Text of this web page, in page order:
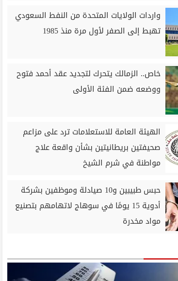
واردات الولايات المتحدة من النفط السعودي
تهبط إلى الصفر لأول مرة منذ 1985
خاص.. الزمالك يتحرك لتجديد عقد أحمد فتوح
ووضعه ضمن الفئة الأولى
الهيئة العامة للاستعلامات ترد على مزاعم
صحيفتين بريطانيتين بشأن واقعة علاج
مواطنة في شرم الشيخ
حبس طبيبين و10 صيادلة وموظفين بشركة
أدوية 15 يومًا في سوهاج لاتهامهم بتصنيع
مواد مخدرة